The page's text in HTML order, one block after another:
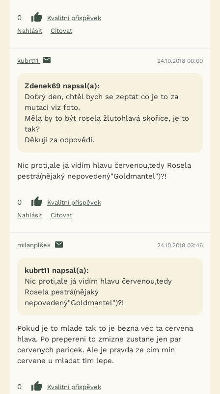
0
Kvalitní příspěvek
Nahlásit
Citovat
kubrt11 24.10.2018 00:00
Zdenek69 napsal(a):
Dobrý den, chtěl bych se zeptat co je to za
mutaci viz foto.
Měla by to být rosela žlutohlavá skořice, je to
tak?
Děkuji za odpovědi.
Nic proti,ale já vidím hlavu červenou,tedy Rosela
pestrá(nějaký nepovedený"Goldmantel")?!
0
Kvalitní příspěvek
Nahlásit
Citovat
milanplšek 24.10.2018 03:46
kubrt11 napsal(a):
Nic proti,ale já vidím hlavu červenou,tedy
Rosela pestrá(nějaký
nepovedený"Goldmantel")?!
Pokud je to mlade tak to je bezna vec ta cervena
hlava. Po prepereni to zmizne zustane jen par
cervenych pericek. Ale je pravda ze cim min
cervene u mladat tim lepe.
0
Kvalitní příspěvek